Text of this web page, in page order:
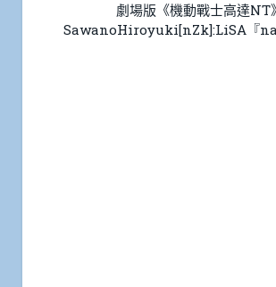
劇場版《機動戰士高達NT
SawanoHiroyuki[nZk]:LiSA『